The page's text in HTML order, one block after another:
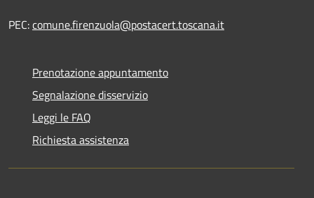
PEC:comune.firenzuola@postacert.toscana.it
Prenotazione appuntamento
Segnalazione disservizio
Leggi le FAQ
Richiesta assistenza